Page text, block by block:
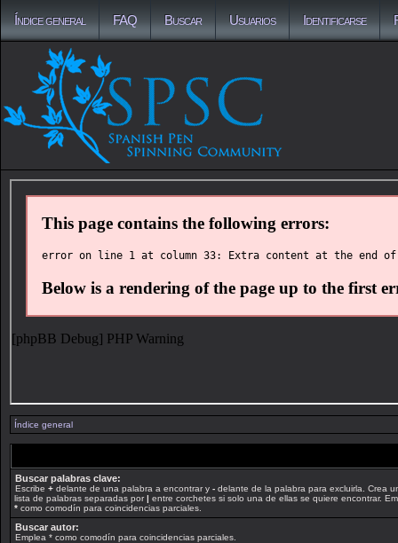
Índice general FAQ Buscar Usuarios Identificarse
Índice general
Buscar palabras clave:
Escribe + delante de una palabra a encontrar y - delante de la palabra para excluirla. Crea
lista de palabras separadas por| entre corchetes si solo una de ellas se quiere encontrar.
* como comodín para coincidencias parciales.
Buscar autor:
Emplea * como comodín para coincidencias parciales.